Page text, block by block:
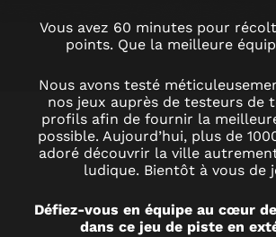
JEU
DE
PISTE
À
Vous avez 60 minutes pour
points. Que la meilleure
Nous avons testé
nos jeux auprès de testeurs de
profils afin de fournir la
possible. Aujourd’hui, plus de
adoré découvrir la ville
ludique. Bientôt à vous de
Défiez-vous en équipe au cœur
dans ce jeu de piste en